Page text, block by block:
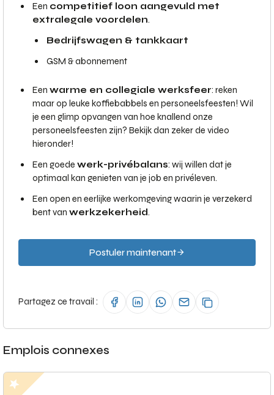
Een competitief loon aangevuld met
extralegale voordelen.
Bedrijfswagen & tankkaart
GSM & abonnement
Een warme en collegiale werksfeer: reken
maar op leuke koffiebabbels en personeelsfeesten! Wil
je een glimp opvangen van hoe knallend onze
personeelsfeesten zijn? Bekijk dan zeker de video
hieronder!
Een goede werk-privébalans: wij willen dat je
optimaal kan genieten van je job en privéleven.
Een open en eerlijke werkomgeving waarin je verzekerd
bent van werkzekerheid.
Postuler maintenant
Partagez ce travail :
Emplois connexes